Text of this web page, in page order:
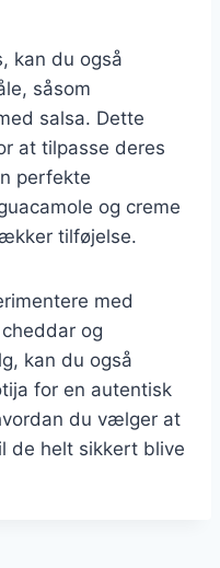
kan du også
såsom
salsa. Dette
at tilpasse deres
perfekte
og creme
tilføjelse.
med
og
kan du også
for en autentisk
du vælger at
de helt sikkert blive